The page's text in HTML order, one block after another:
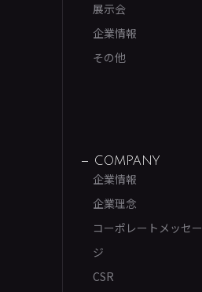
展示会
企業情報
その他
COMPANY
企業情報
企業理念
コーポレートメッセー
ジ
CSR